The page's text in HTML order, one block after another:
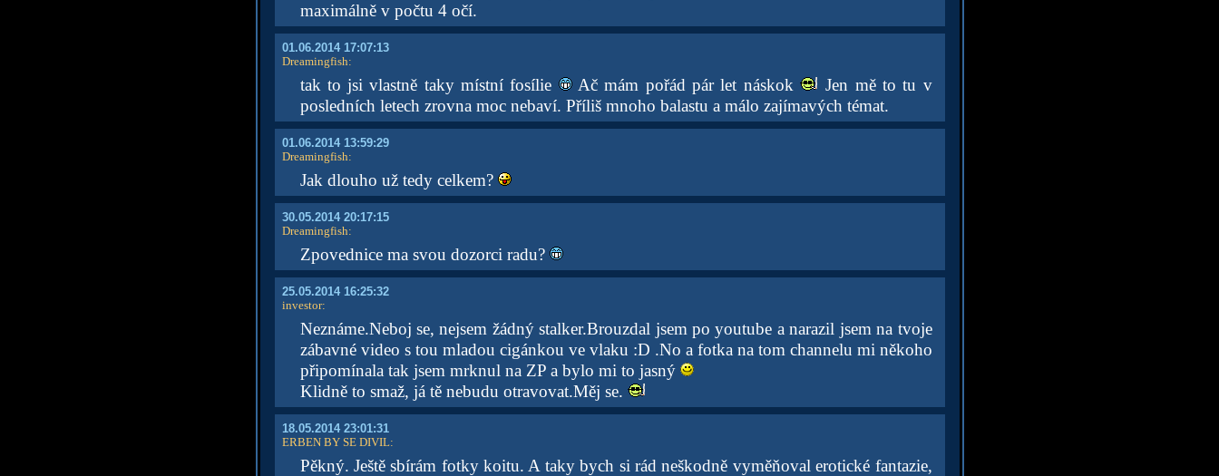
maximálně v počtu 4 očí.
01.06.2014 17:07:13
Dreamingfish:
tak to jsi vlastně taky místní fosílie Ač mám pořád pár let náskok
Jen mě to tu v
posledních letech zrovna moc nebaví. Příliš mnoho balastu a málo zajímavých témat.
01.06.2014 13:59:29
Dreamingfish:
Jak dlouho už tedy celkem?
30.05.2014 20:17:15
Dreamingfish:
Zpovednice ma svou dozorci radu?
25.05.2014 16:25:32
investor:
Neznáme.Neboj se, nejsem žádný stalker.Brouzdal jsem po youtube a narazil jsem na tvoje
zábavné video s tou mladou cigánkou ve vlaku :D .No a fotka na tom channelu mi někoho
připomínala tak jsem mrknul na ZP a bylo mi to jasný
Klidně to smaž, já tě nebudu otravovat.Měj se.
18.05.2014 23:01:31
ERBEN BY SE DIVIL:
Pěkný. Ještě sbírám fotky koitu. A taky bych si rád neškodně vyměňoval erotické fantazie,